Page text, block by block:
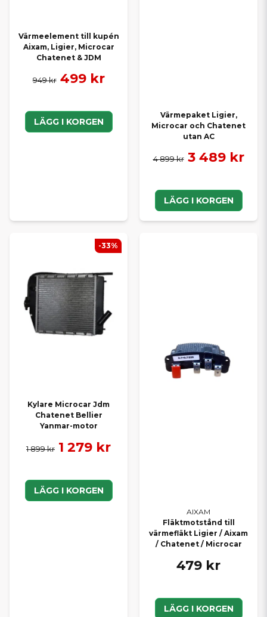
Värmeelement till kupén
Aixam, Ligier, Microcar
Chatenet & JDM
949 kr 499 kr
LÄGG I KORGEN
Värmepaket Ligier,
Microcar och Chatenet
utan AC
4 899 kr 3 489 kr
LÄGG I KORGEN
Kylare Microcar Jdm
Chatenet Bellier
Yanmar-motor
1 899 kr 1 279 kr
LÄGG I KORGEN
-33%
AIXAM
Fläktmotstånd till
värmefläkt Ligier / Aixam
/ Chatenet / Microcar
479 kr
LÄGG I KORGEN